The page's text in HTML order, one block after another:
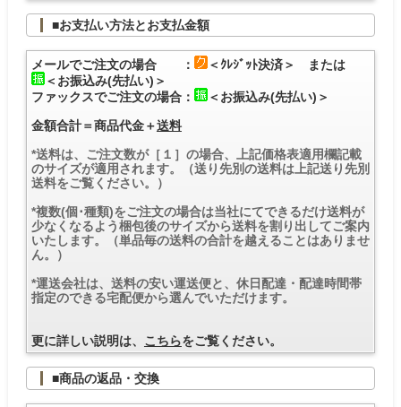
■お支払い方法とお支払金額
メールでご注文の場合 ：
＜ｸﾚｼﾞｯﾄ決済＞ または
＜お振込み(先払い)＞
ファックスでご注文の場合：
＜お振込み(先払い)＞
金額合計＝商品代金＋送料
*送料は、ご注文数が［１］の場合、上記価格表適用欄記載
のサイズが適用されます。（送り先別の送料は上記送り先別
送料をご覧ください。）
*複数(個･種類)をご注文の場合は当社にてできるだけ送料が
少なくなるよう梱包後のサイズから送料を割り出してご案内
いたします。（単品毎の送料の合計を越えることはありませ
ん。）
*運送会社は、送料の安い運送便と、休日配達・配達時間帯
指定のできる宅配便から選んでいただけます。
更に詳しい説明は、 こちらをご覧ください。
■商品の返品・交換